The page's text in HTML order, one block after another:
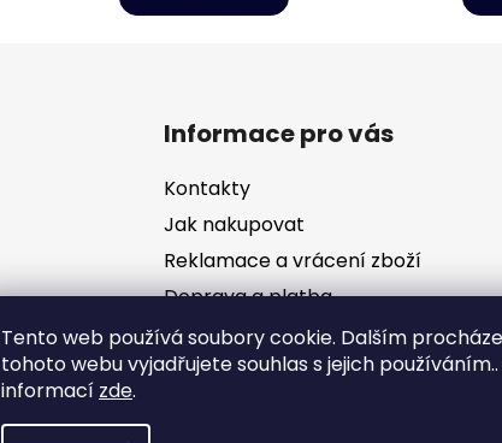
Tento web používá soubory cookie. Dalším
tohoto webu vyjadřujete souhlas s jejich
informací zde.
Informace pro vás
Kontakty
Jak nakupovat
Reklamace a vrácení zboží
Doprava a platba
Obchodní podmínky
Ochrana osobních údajů